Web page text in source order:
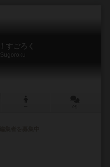
すごろく